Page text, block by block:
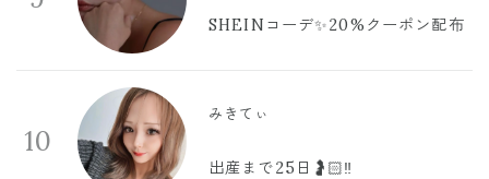
SHEINコーデ✨20%クーポン配布
10
みきてぃ
出産まで25日🤰🏻‼️